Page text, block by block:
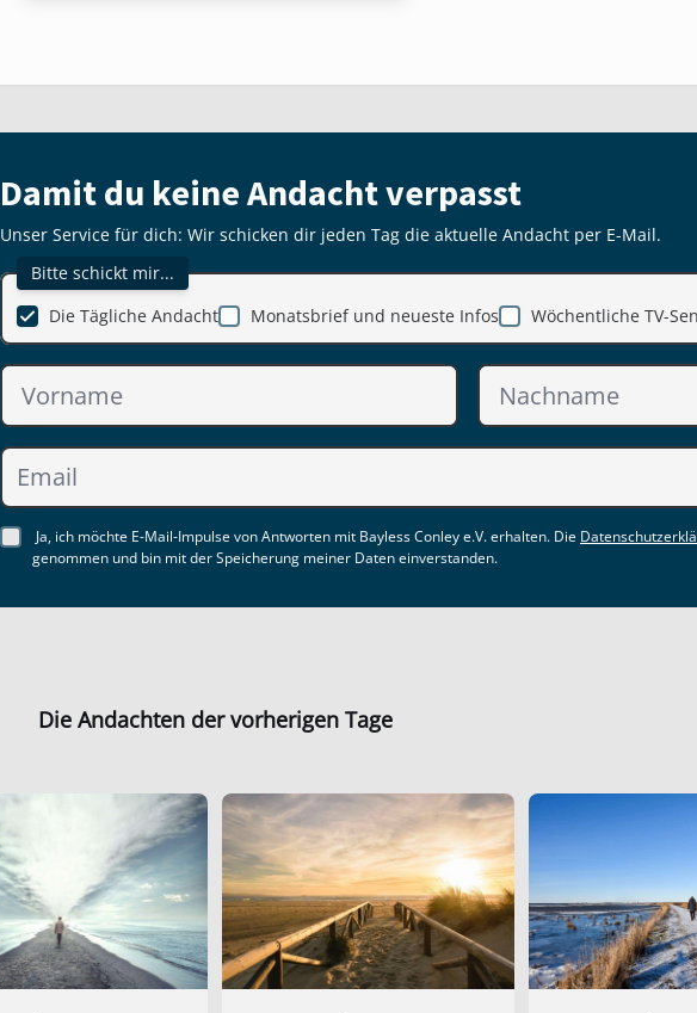
Damit du keine Andacht verpasst
Unser Service für dich: Wir schicken dir jeden Tag die aktuelle Andacht per E-Mail.
Bitte schickt mir...
Monatsbrief und neueste Infos
Die Tägliche Andacht Wöchentliche TV-
Ja, ich möchte E-Mail-Impulse von Antworten mit Bayless Conley e.V. erhalten. Die
genommen und bin mit der Speicherung meiner Daten einverstanden.
Die Andachten der vorherigen Tage